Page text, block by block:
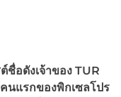
ชื่อดังเจ้าของ TUR
นแรกของพิกเซลโปร